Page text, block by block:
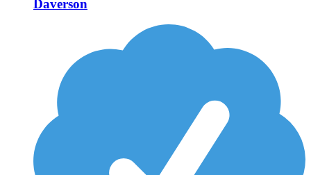
Daverson